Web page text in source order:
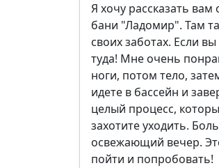
Я хочу рассказать
бани "Ладомир". Там
своих заботах. Если
туда! Мне очень
ноги, потом тело,
идете в бассейн и
целый процесс,
захотите уходить.
освежающий вечер.
пойти и попробовать!